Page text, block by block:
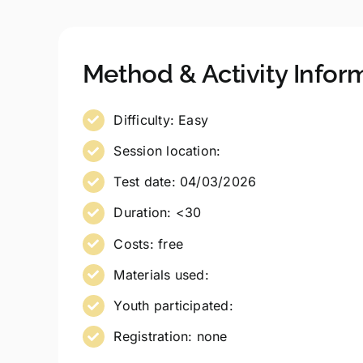
Method & Activity
Difficulty: Easy
Session location:
Test date: 04/03/2026
Duration: <30
Costs: free
Materials used:
Youth participated:
Registration: none